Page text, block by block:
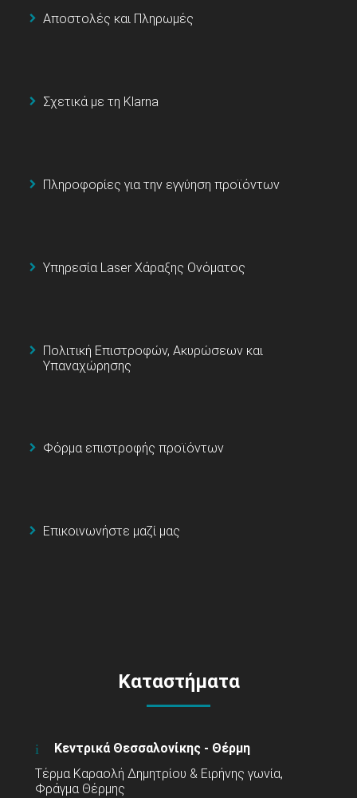
Αποστολές και Πληρωμές
Σχετικά με τη Klarna
Πληροφορίες για την εγγύηση προϊόντων
Υπηρεσία Laser Χάραξης Ονόματος
Πολιτική Επιστροφών, Ακυρώσεων και
Υπαναχώρησης
Φόρμα επιστροφής προϊόντων
Επικοινωνήστε μαζί μας
Καταστήματα
Κεντρικά Θεσσαλονίκης - Θέρμη
Τέρμα Καραολή Δημητρίου & Ειρήνης γωνία,
Φράγμα Θέρμης